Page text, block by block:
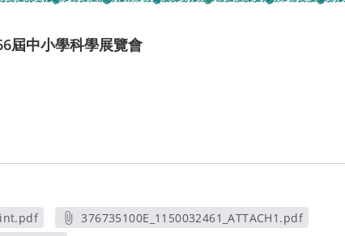
屆中小學科學展覽會
376735100E_1150032461_ATTACH1.pdf